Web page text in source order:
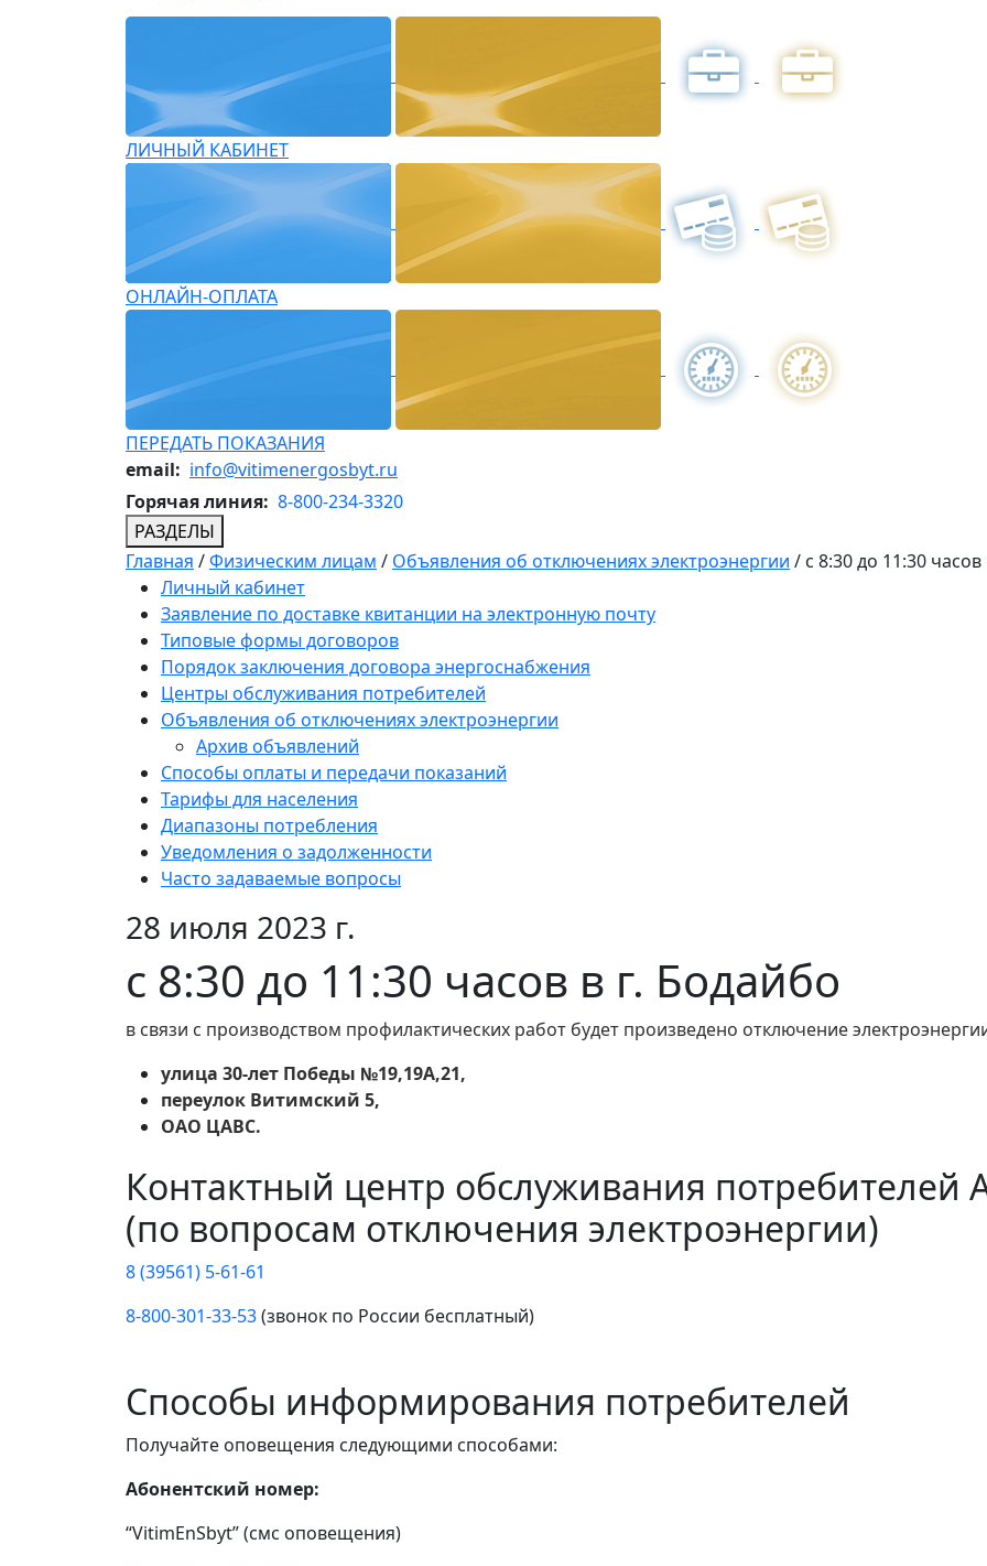
ЛИЧНЫЙ КАБИНЕТ
ОНЛАЙН-ОПЛАТА
ПЕРЕДАТЬ ПОКАЗАНИЯ
email: info@vitimenergosbyt.ru
Горячая линия: 8-800-234-3320
РАЗДЕЛЫ
Главная /Физическим лицам / Объявления об отключениях электроэнергии / с 8:30 до 11:30
Личный кабинет
Заявление по доставке квитанции на электронную почту
Типовые формы договоров
Порядок заключения договора энергоснабжения
Центры обслуживания потребителей
Объявления об отключениях электроэнергии
Архив объявлений
Способы оплаты и передачи показаний
Тарифы для населения
Диапазоны потребления
Уведомления о задолженности
Часто задаваемые вопросы
28 июля 2023 г.
с 8:30 до 11:30 часов в г. Бодайбо
в связи с производством профилактических работ будет произведено отключение
улица 30-лет Победы №19,19А,21,
переулок Витимский 5,
ОАО ЦАВС.
Контактный центр обслуживания потребителей
(по вопросам отключения электроэнергии)
8 (39561) 5-61-61
8-800-301-33-53(звонок по России бесплатный)
Способы информирования потребителей
Получайте оповещения следующими способами:
Абонентский номер:
“VitimEnSbyt” (смс оповещения)